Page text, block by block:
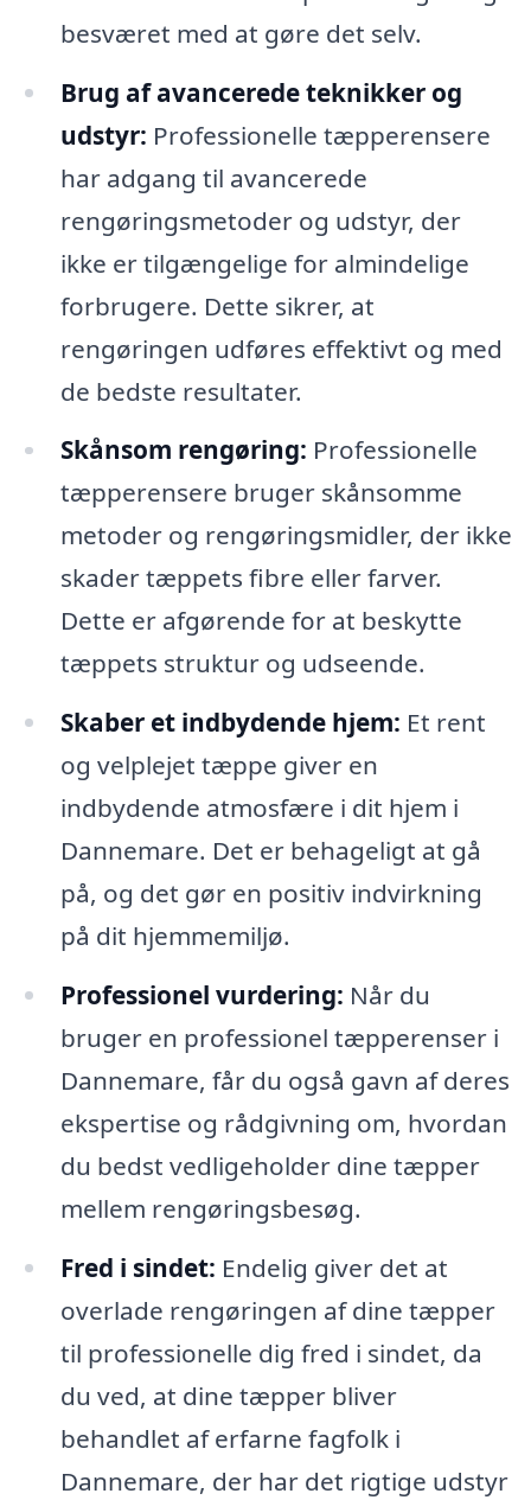
besværet med at gøre det selv.
Brug af avancerede teknikker og
udstyr: Professionelle tæpperensere
har adgang til avancerede
rengøringsmetoder og udstyr, der
ikke er tilgængelige for almindelige
forbrugere. Dette sikrer, at
rengøringen udføres effektivt og med
de bedste resultater.
Skånsom rengøring: Professionelle
tæpperensere bruger skånsomme
metoder og rengøringsmidler, der ikke
skader tæppets fibre eller farver.
Dette er afgørende for at beskytte
tæppets struktur og udseende.
Skaber et indbydende hjem: Et rent
og velplejet tæppe giver en
indbydende atmosfære i dit hjem i
Dannemare. Det er behageligt at gå
på, og det gør en positiv indvirkning
på dit hjemmemiljø.
Professionel vurdering: Når du
bruger en professionel tæpperenser i
Dannemare, får du også gavn af deres
ekspertise og rådgivning om, hvordan
du bedst vedligeholder dine tæpper
mellem rengøringsbesøg.
Fred i sindet: Endelig giver det at
overlade rengøringen af dine tæpper
til professionelle dig fred i sindet, da
du ved, at dine tæpper bliver
behandlet af erfarne fagfolk i
Dannemare, der har det rigtige udstyr